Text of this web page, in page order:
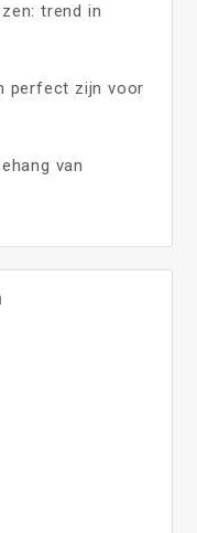
trend in
perfect zijn voor
van